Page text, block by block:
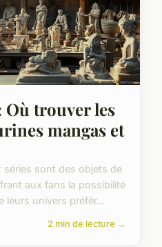
Où trouver les
mangas et
séries sont des objets de
aux fans la possibilité
leurs univers préfér...
2 min de lecture →